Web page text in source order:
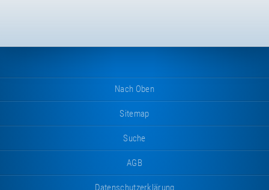
Nach Oben
Sitemap
Suche
AGB
Datenschutzerklärung